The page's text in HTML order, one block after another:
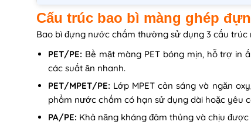
Cấu trúc bao bì màng ghép
Bao bì đựng nước chấm thường sử dụng 3 cấu trúc
PET/PE: Bề mặt màng PET bóng mịn, hỗ trợ in
các suất ăn nhanh.
PET/MPET/PE: Lớp MPET cản sáng và ngăn
phẩm nước chấm có hạn sử dụng dài hoặc yêu
PA/PE: Khả năng kháng đâm thủng và chịu